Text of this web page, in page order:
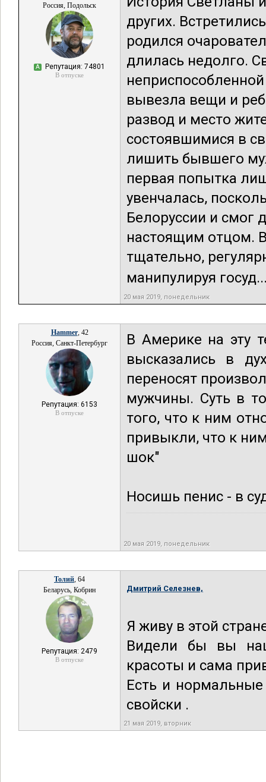
Россия, Подольск
А Репутация: 74801
В отпуске
других.
родился
длилась недолго.
вывезла вещи и
развод и место
состоявшимися в
лишить бывшего
первая попытка
увенчалась,
Белоруссии и смог
настоящим отцом.
тщательно,
манипулируя
20 мая 2019, понедельник
Hammer, 42
Россия, Санкт-Петербург
Репутация: 6153
В отпуске
В Америке на эту
высказались в
переносят
мужчины. Суть в
того, что к ним
привыкли, что к
шок"
Носишь пенис - в
20 мая 2019, понедельник
Толий, 64
Беларусь, Кобрин
Репутация: 2479
В отпуске
Дмитрий Селезнев,
Я живу в этой
Видели бы вы
красоты и сама
Есть и
свойски .
21 мая 2019, вторник